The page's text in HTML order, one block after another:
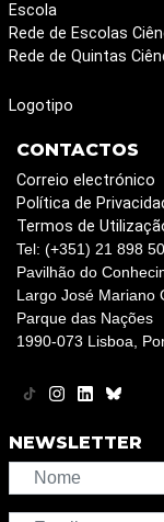
Escola
Rede de Escolas
Rede de Quintas
Logotipo
CONTACTOS
Correio electrónico
Política de
Termos de
Tel: (+351) 21 898
Pavilhão do
Largo José Mariano
Parque das Nações
1990-073 Lisboa,
NEWSLETTER